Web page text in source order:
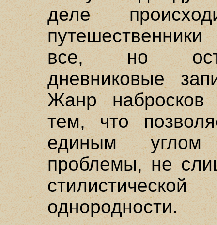
деле
все, но
дневниковые
Жанр набросков
тем, что
единым углом
проблемы, не
однородности.